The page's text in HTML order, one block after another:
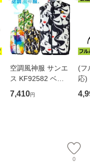
空調風神服 サンエ
ス KF92582 ベス
ト サイドファン 保
冷剤ポケット SUN
7,410円
(フ
応)
サ
0